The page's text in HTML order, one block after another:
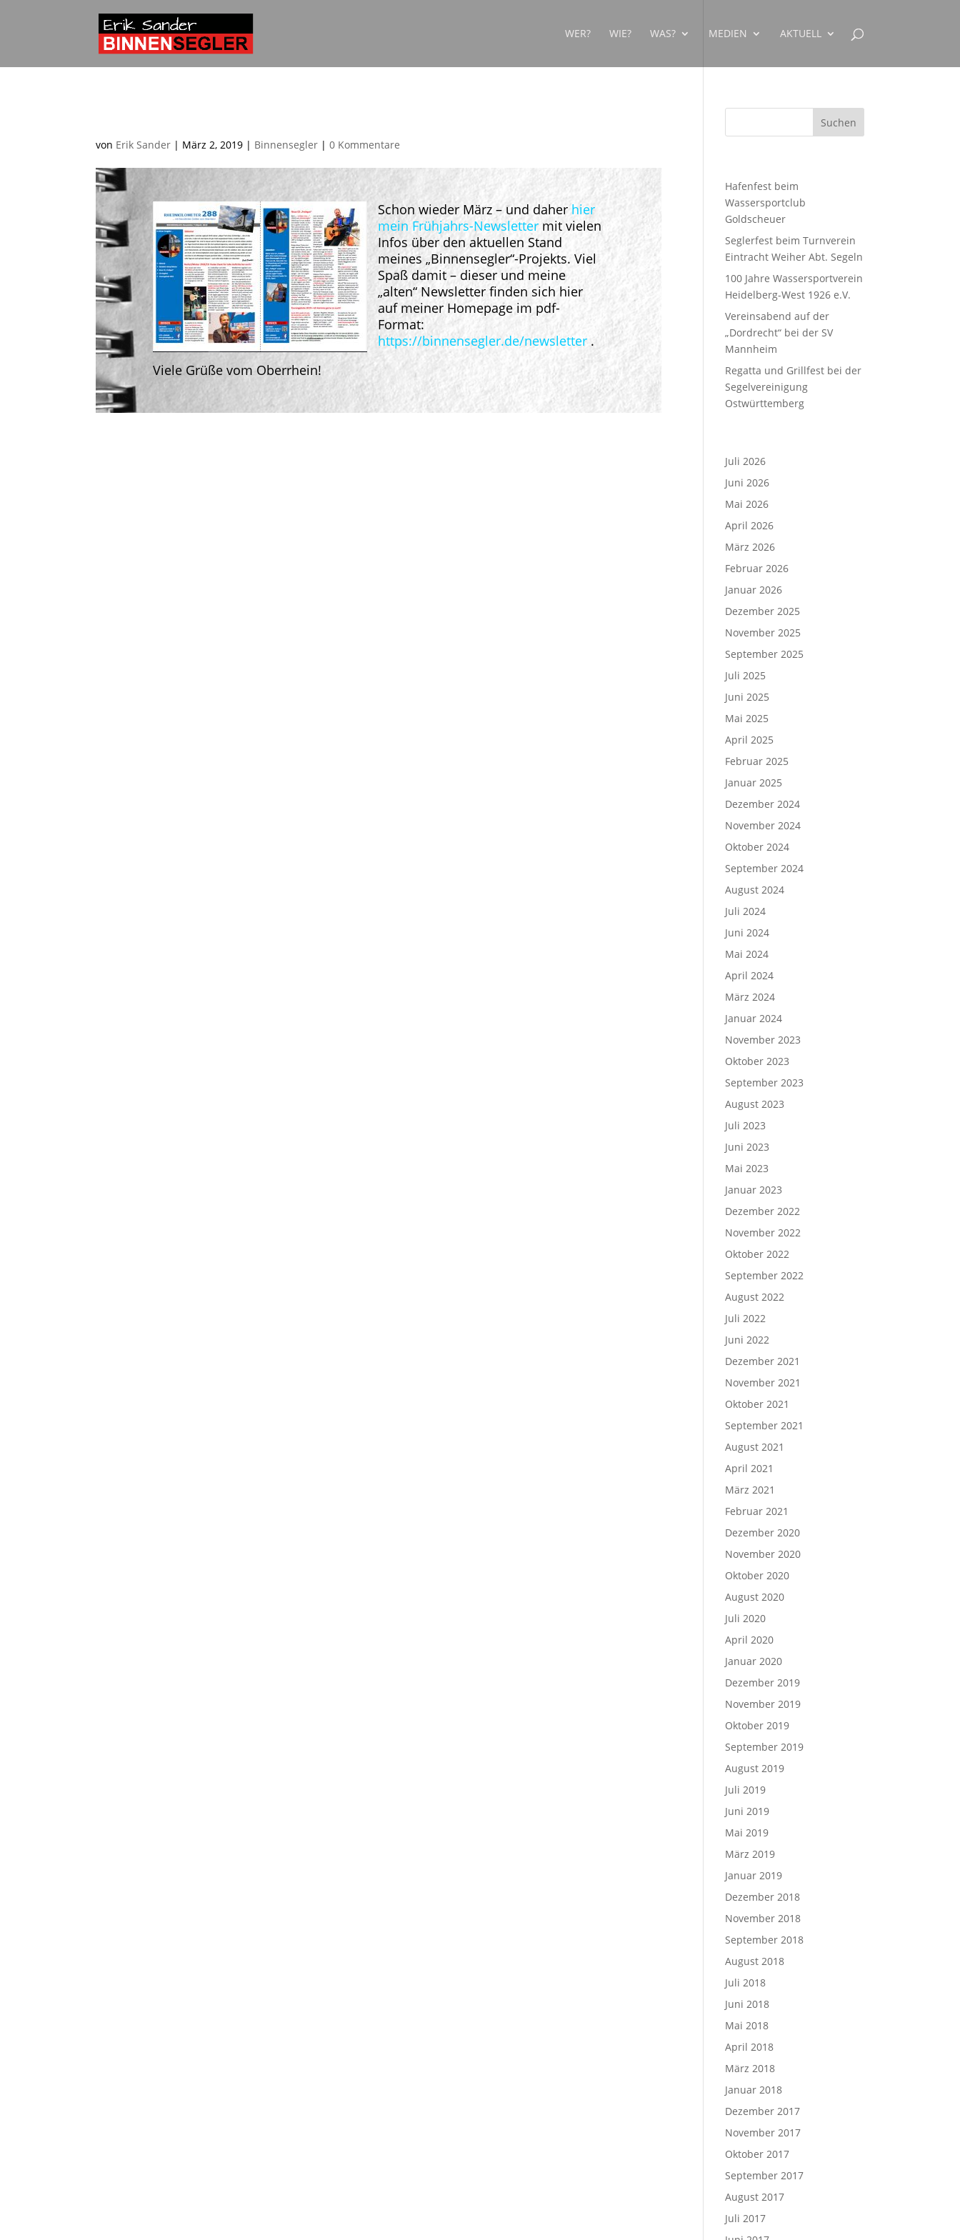
WER? WIE? WAS? MEDIEN AKTUELL
von Erik Sander | März 2, 2019 | Binnensegler |0 Kommentare
Schon wieder März – und daherhier
mein Frühjahrs-Newslettermit vielen
Infos über den aktuellen Stand
meines „Binnensegler“-Projekts. Viel
Spaß damit – dieser und meine
„alten“ Newsletter finden sich hier
auf meiner Homepage im pdf-
Format:
https://binnensegler.de/newsletter.
Viele Grüße vom Oberrhein!
Hafenfest beim
Wassersportclub
Goldscheuer
Seglerfest beim Turnverein
Eintracht Weiher Abt. Segeln
100 Jahre Wassersportverein
Heidelberg-West 1926 e.V.
Vereinsabend auf der
„Dordrecht“ bei der SV
Mannheim
Regatta und Grillfest bei der
Segelvereinigung
Ostwürttemberg
Juli 2026
Juni 2026
Mai 2026
April 2026
März 2026
Februar 2026
Januar 2026
Dezember 2025
November 2025
September 2025
Juli 2025
Juni 2025
Mai 2025
April 2025
Februar 2025
Januar 2025
Dezember 2024
November 2024
Oktober 2024
September 2024
August 2024
Juli 2024
Juni 2024
Mai 2024
April 2024
März 2024
Januar 2024
November 2023
Oktober 2023
September 2023
August 2023
Juli 2023
Juni 2023
Mai 2023
Januar 2023
Dezember 2022
November 2022
Oktober 2022
September 2022
August 2022
Juli 2022
Juni 2022
Dezember 2021
November 2021
Oktober 2021
September 2021
August 2021
April 2021
März 2021
Februar 2021
Dezember 2020
November 2020
Oktober 2020
August 2020
Juli 2020
April 2020
Januar 2020
Dezember 2019
November 2019
Oktober 2019
September 2019
August 2019
Juli 2019
Juni 2019
Mai 2019
März 2019
Januar 2019
Dezember 2018
November 2018
September 2018
August 2018
Juli 2018
Juni 2018
Mai 2018
April 2018
März 2018
Januar 2018
Dezember 2017
November 2017
Oktober 2017
September 2017
August 2017
Juli 2017